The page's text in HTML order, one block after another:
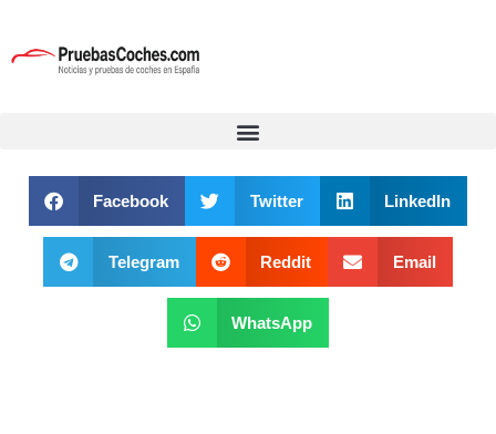
Facebook Twitter LinkedIn
Telegram Reddit Email
WhatsApp